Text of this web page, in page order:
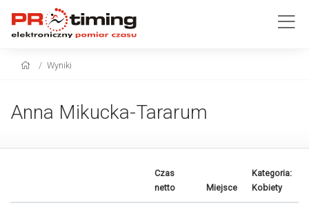
Wyniki
Anna Mikucka-Tararum
Czas
netto
Miejsce
Kategoria:
Kobiety